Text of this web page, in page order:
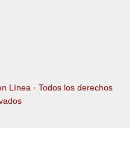
Línea · Todos los derechos